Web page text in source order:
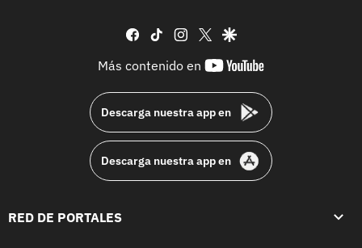
facebook
tiktok instagram
twittergoogle
Más contenido en
youtube-
Descarga nuestra app en
Descarga nuestra app en
RED DE PORTALES